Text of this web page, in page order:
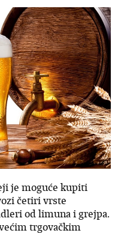
je moguće kupiti
četiri vrste
od limuna i grejpa.
trgovačkim